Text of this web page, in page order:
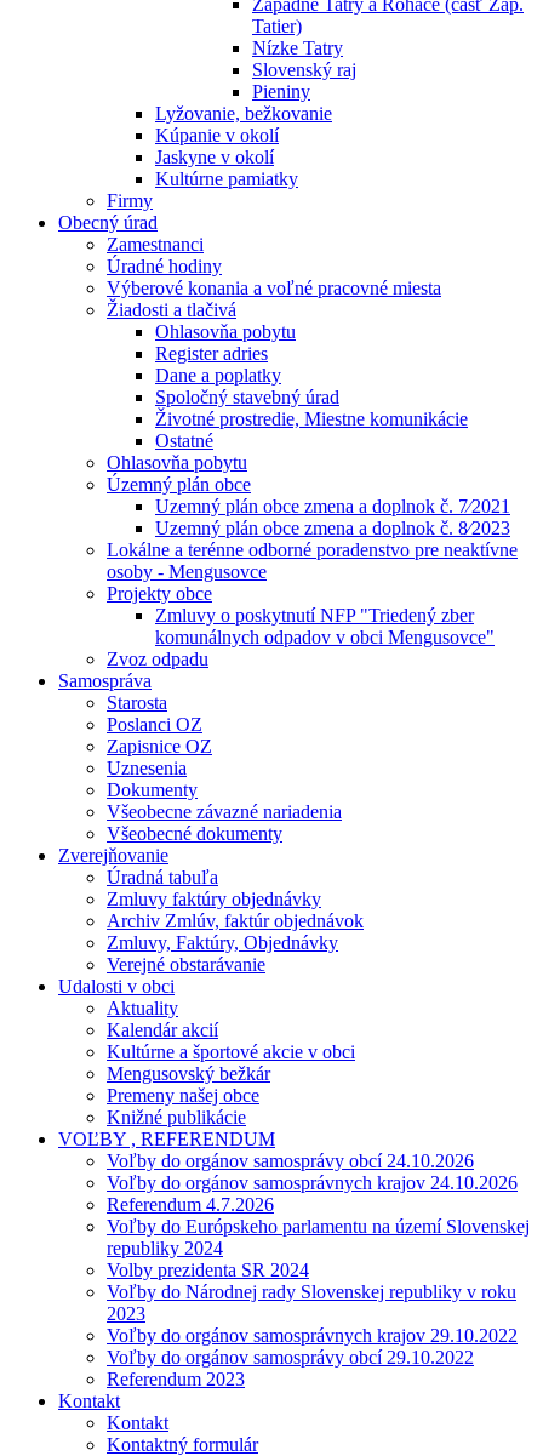
Západné Tatry a Roháče (časť Záp.
Tatier)
Nízke Tatry
Slovenský raj
Pieniny
Lyžovanie, bežkovanie
Kúpanie v okolí
Jaskyne v okolí
Kultúrne pamiatky
Firmy
Obecný úrad
Zamestnanci
Úradné hodiny
Výberové konania a voľné pracovné miesta
Žiadosti a tlačivá
Ohlasovňa pobytu
Register adries
Dane a poplatky
Spoločný stavebný úrad
Životné prostredie, Miestne komunikácie
Ostatné
Ohlasovňa pobytu
Územný plán obce
Uzemný plán obce zmena a doplnok č. 7⁄2021
Uzemný plán obce zmena a doplnok č. 8⁄2023
Lokálne a terénne odborné poradenstvo pre neaktívne
osoby - Mengusovce
Projekty obce
Zmluvy o poskytnutí NFP "Triedený zber
komunálnych odpadov v obci Mengusovce"
Zvoz odpadu
Samospráva
Starosta
Poslanci OZ
Zapisnice OZ
Uznesenia
Dokumenty
Všeobecne závazné nariadenia
Všeobecné dokumenty
Zverejňovanie
Úradná tabuľa
Zmluvy faktúry objednávky
Archiv Zmlúv, faktúr objednávok
Zmluvy, Faktúry, Objednávky
Verejné obstarávanie
Udalosti v obci
Aktuality
Kalendár akcií
Kultúrne a športové akcie v obci
Mengusovský bežkár
Premeny našej obce
Knižné publikácie
VOĽBY , REFERENDUM
Voľby do orgánov samosprávy obcí 24.10.2026
Voľby do orgánov samosprávnych krajov 24.10.2026
Referendum 4.7.2026
Voľby do Európskeho parlamentu na území Slovenskej
republiky 2024
Volby prezidenta SR 2024
Voľby do Národnej rady Slovenskej republiky v roku
2023
Voľby do orgánov samosprávnych krajov 29.10.2022
Voľby do orgánov samosprávy obcí 29.10.2022
Referendum 2023
Kontakt
Kontakt
Kontaktný formulár